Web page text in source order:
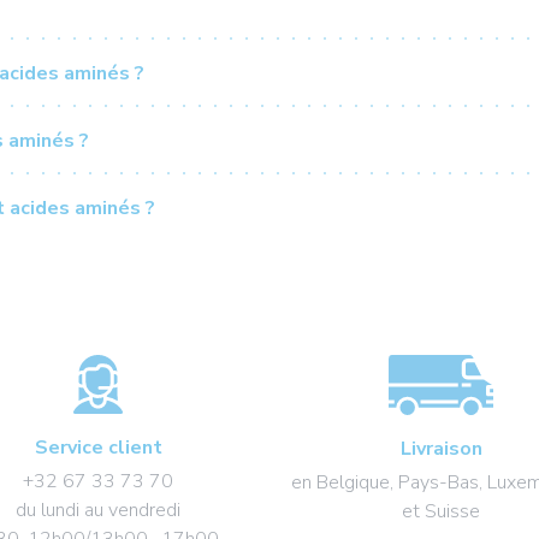
aminés ?
?
aminés ?
Service client
+32 67 33 73 70
du lundi au vendredi
Livraison
en Belgique, Pays-Bas,
et Suisse